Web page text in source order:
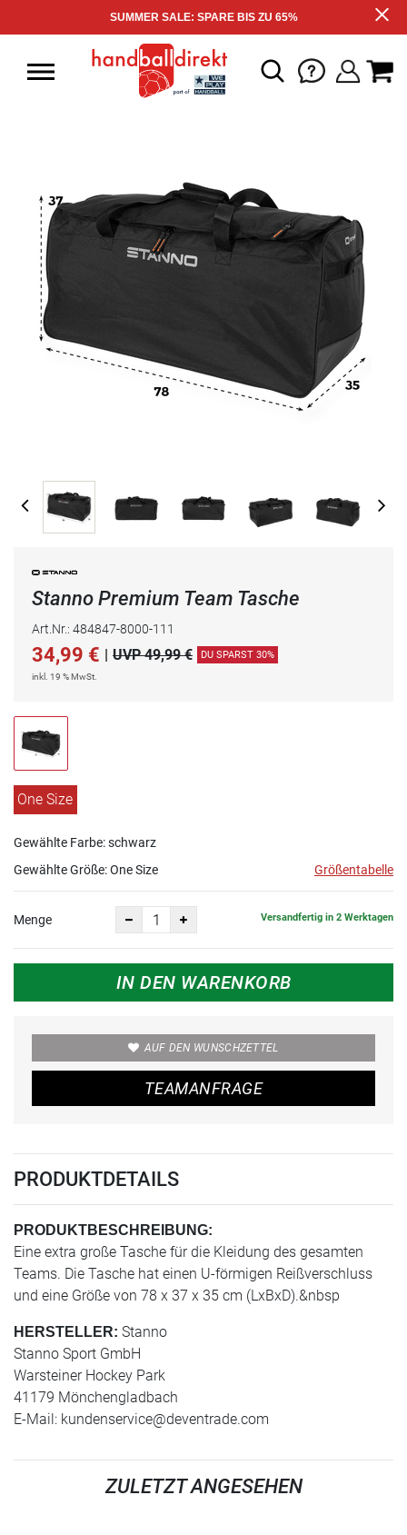
SUMMER SALE: SPARE BIS ZU 65%
Stanno Premium Team Tasche
Art.Nr.: 484847-8000-111
34,99 € | UVP 49,99 € DU SPARST 30%
inkl. 19 % MwSt.
One Size
Gewählte Farbe: schwarz
Gewählte Größe:One Size Größentabelle
Menge Versandfertig in 2 Werktagen
IN DEN WARENKORB
AUF DEN WUNSCHZETTEL
TEAMANFRAGE
PRODUKTDETAILS
PRODUKTBESCHREIBUNG:
Eine extra große Tasche für die Kleidung des gesamten
Teams. Die Tasche hat einen U-förmigen Reißverschluss
und eine Größe von 78 x 37 x 35 cm (LxBxD).&nbsp
HERSTELLER: Stanno
Stanno Sport GmbH
Warsteiner Hockey Park
41179 Mönchengladbach
E-Mail: kundenservice@deventrade.com
ZULETZT ANGESEHEN